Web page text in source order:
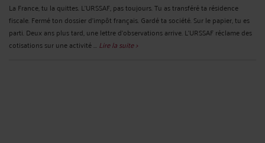
La France, tu la quittes. L'URSSAF, pas toujours. Tu as transféré ta résidence
fiscale. Fermé ton dossier d'impôt français. Gardé ta société. Sur le papier, tu es
parti. Deux ans plus tard, une lettre d'observations arrive. L'URSSAF réclame des
cotisations sur une activité ... Lire la suite >